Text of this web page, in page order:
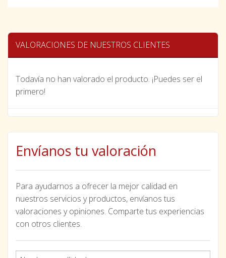
VALORACIONES DE NUESTROS CLIENTES
Todavía no han valorado el producto. ¡Puedes ser el
primero!
Envíanos tu valoración
Para ayudarnos a ofrecer la mejor calidad en
nuestros servicios y productos, envíanos tus
valoraciones y opiniones. Comparte tus experiencias
con otros clientes.